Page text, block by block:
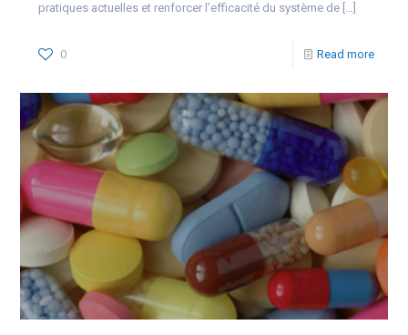
pratiques actuelles et renforcer l’efficacité du système de […]
0 Read more